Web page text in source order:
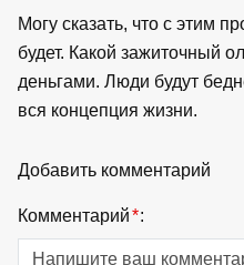
Могу сказать, что с этим
будет. Какой зажиточный
деньгами. Люди будут
вся концепция жизни.
Добавить комментарий
Комментарий*: